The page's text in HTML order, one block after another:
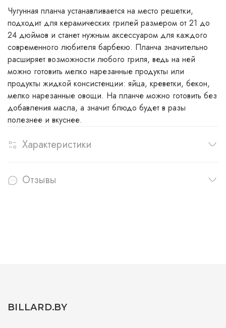
Чугунная планча устанавливается на место решетки,
подходит для керамических грилей размером от 21 до
24 дюймов и станет нужным аксессуаром для каждого
современного любителя барбекю. Планча значительно
расширяет возможности любого гриля, ведь на ней
можно готовить мелко нарезанные продукты или
продукты жидкой консистенции: яйца, креветки, бекон,
мелко нарезанные овощи. На планче можно готовить без
добавления масла, а значит блюдо будет в разы
полезнее и вкуснее.
Характеристики
Отзывы
BILLARD.BY